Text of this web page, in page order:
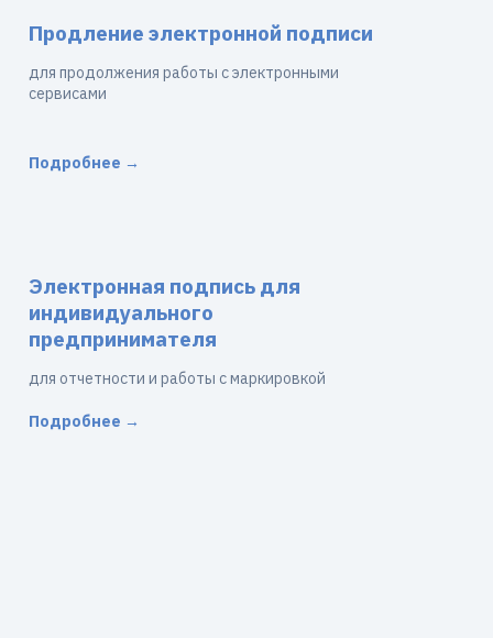
Продление электронной подписи
для продолжения работы с электронными
сервисами
Подробнее →
Электронная подпись для
индивидуального
предпринимателя
для отчетности и работы с маркировкой
Подробнее →